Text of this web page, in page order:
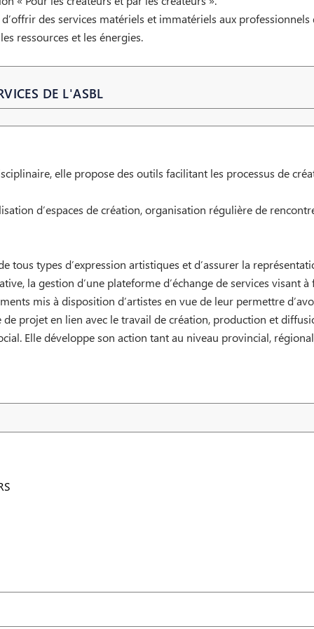
des services matériels et immatériels aux professionnels
ressources et les énergies.
DE L'ASBL
elle propose des outils facilitant les processus de
d’espaces de création, organisation régulière de
types d’expression artistiques et d’assurer la
la gestion d’une plateforme d’échange de services visant
mis à disposition d’artistes en vue de leur permettre
projet en lien avec le travail de création, production et
Elle développe son action tant au niveau provincial,